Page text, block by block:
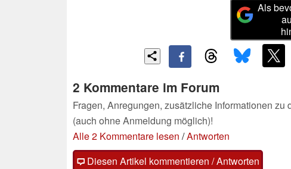
Als
2 Kommentare im Forum
Fragen, Anregungen, zusätzliche Informationen
(auch ohne Anmeldung möglich)!
Alle 2 Kommentare lesen /Antworten
Diesen Artikel kommentieren / Antworten